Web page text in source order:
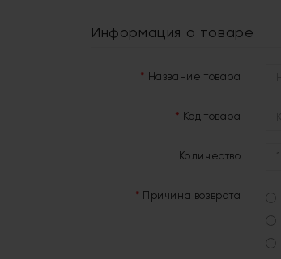
Информация о товаре
Название товара
Код товара
Количество
Причина возврата